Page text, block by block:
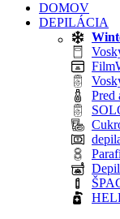
DOMOV
DEPILÁCIA
Pred